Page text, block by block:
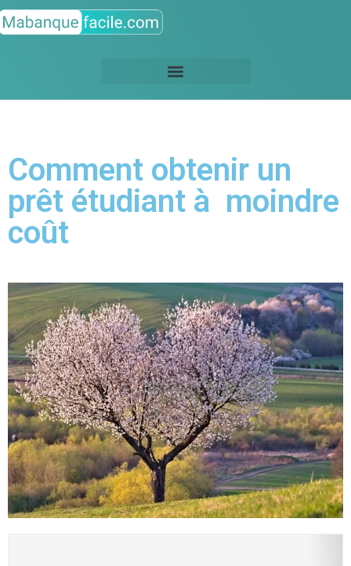
Comment obtenir un
prêt étudiant à moindre
coût